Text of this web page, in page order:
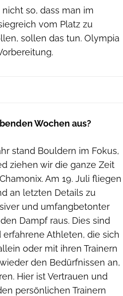
so, dass man im
vom Platz zu
sollen das tun. Olympia
Wochen aus?
stand Bouldern im Fokus,
ziehen wir die ganze Zeit
Am 19. Juli fliegen
an letzten Details zu
und umfangbetonter
Dampf raus. Dies sind
Athleten, die sich
oder mit ihren Trainern
den Bedürfnissen an,
Hier ist Vertrauen und
persönlichen Trainern